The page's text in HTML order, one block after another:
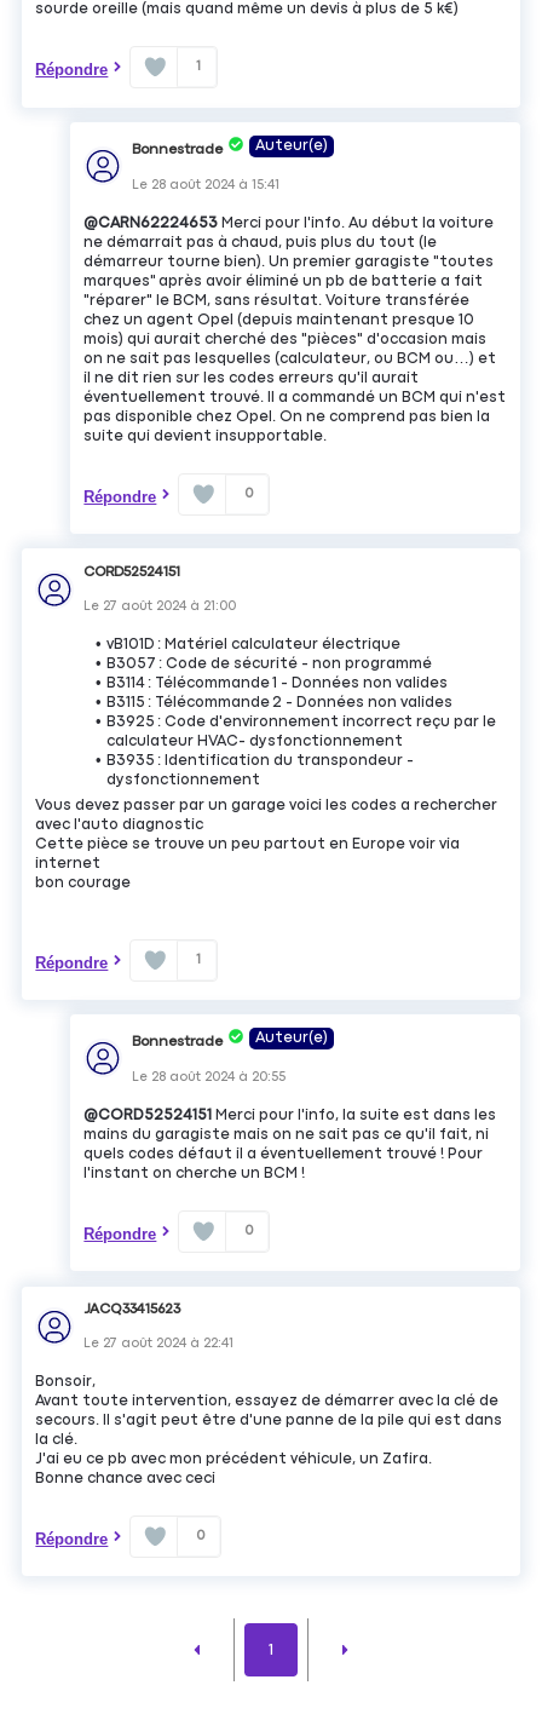
sourde oreille (mais quand même un devis à plus de 5 k€)
Répondre 1
Bonnestrade Auteur(e)
Le 28 août 2024 à15:41
@CARN62224653 Merci pour l'info. Au début la voiture
ne démarrait pas à chaud, puis plus du tout (le
démarreur tourne bien). Un premier garagiste "toutes
marques" après avoir éliminé un pb de batterie a fait
"réparer" le BCM, sans résultat. Voiture transférée
chez un agent Opel (depuis maintenant presque 10
mois) qui aurait cherché des "pièces" d'occasion mais
on ne sait pas lesquelles (calculateur, ou BCM ou…) et
il ne dit rien sur les codes erreurs qu'il aurait
éventuellement trouvé. Il a commandé un BCM qui n'est
pas disponible chez Opel. On ne comprend pas bien la
suite qui devient insupportable.
Répondre 0
CORD52524151
Le 27 août 2024 à 21:00
vB101D : Matériel calculateur électrique
B3057 : Code de sécurité - non programmé
B3114 : Télécommande 1 - Données non valides
B3115 : Télécommande 2 - Données non valides
B3925 : Code d'environnement incorrect reçu par le
calculateur HVAC- dysfonctionnement
B3935 : Identification du transpondeur -
dysfonctionnement
Vous devez passer par un garage voici les codes a rechercher
avec l'auto diagnostic
Cette pièce se trouve un peu partout en Europe voir via
internet
bon courage
Répondre 1
Bonnestrade Auteur(e)
Le 28 août 2024 à 20:55
@CORD52524151 Merci pour l'info, la suite est dans les
mains du garagiste mais on ne sait pas ce qu'il fait, ni
quels codes défaut il a éventuellement trouvé ! Pour
l'instant on cherche un BCM !
Répondre 0
JACQ33415623
Le 27 août 2024 à 22:41
Bonsoir,
Avant toute intervention, essayez de démarrer avec la clé de
secours. Il s'agit peut être d'une panne de la pile qui est dans
la clé.
J'ai eu ce pb avec mon précédent véhicule, un Zafira.
Bonne chance avec ceci
Répondre 0
1